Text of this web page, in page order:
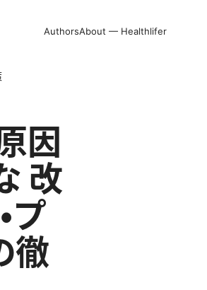
AuthorsAbout — Healthlifer
因
改
プ
徹